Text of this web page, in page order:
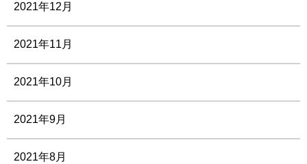
2021年12月
2021年11月
2021年10月
2021年9月
2021年8月